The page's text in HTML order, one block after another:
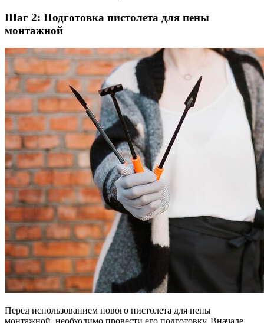
Шаг 2: Подготовка пистолета для пены
монтажной
Перед использованием нового пистолета для пены